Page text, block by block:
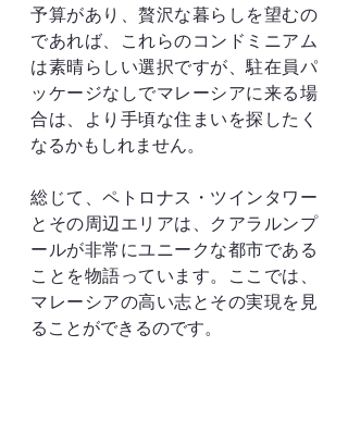
予算があり、贅沢な暮らしを望むの
であれば、これらのコンドミニアム
は素晴らしい選択ですが、駐在員パ
ッケージなしでマレーシアに来る場
合は、より手頃な住まいを探したく
なるかもしれません。
総じて、ペトロナス・ツインタワー
とその周辺エリアは、クアラルンプ
ールが非常にユニークな都市である
ことを物語っています。ここでは、
マレーシアの高い志とその実現を見
ることができるのです。